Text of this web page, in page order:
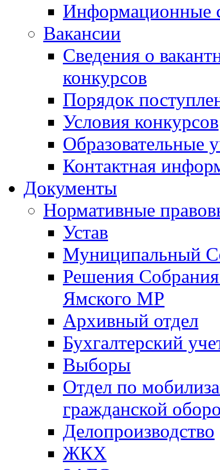
Информационные
Вакансии
Сведения о
конкурсов
Порядок
Условия конкурсов
Образовательные
Контактная
Документы
Нормативные
Устав
Муниципальный
Решения
Ямского МР
Архивный отдел
Бухгалтерский
Выборы
Отдел по
гражданской
Делопроизводство
ЖКХ